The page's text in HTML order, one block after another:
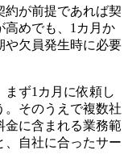
約が前提であれば契
高めでも、1カ月か
や欠員発生時に必要
ず1カ月に依頼し
。そのうえで複数社
金に含まれる業務範
、自社に合ったサー